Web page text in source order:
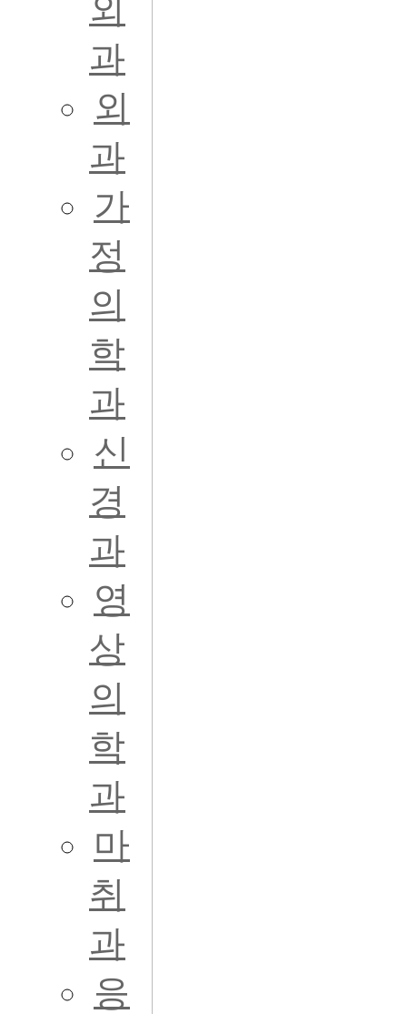
외
과
외
과
가
정
의
학
과
신
경
과
영
상
의
학
과
마
취
과
응